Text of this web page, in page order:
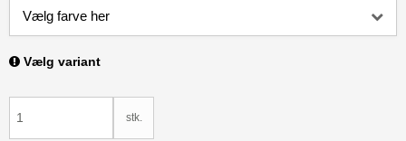
Vælg farve her
Vælg variant
stk.